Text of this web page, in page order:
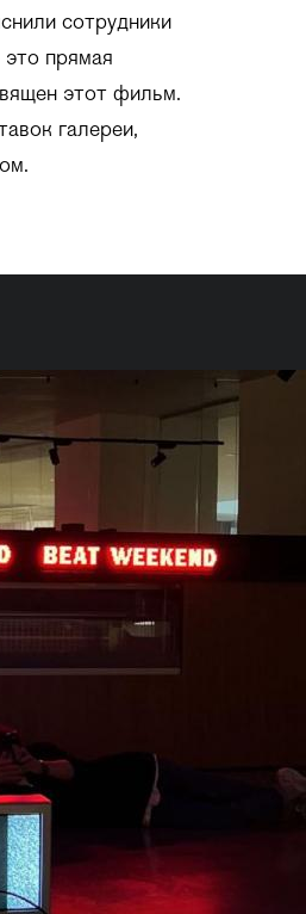
сотрудники
прямая
этот фильм.
галереи,